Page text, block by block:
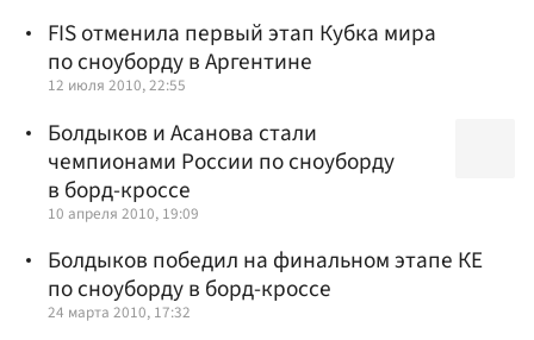
FIS отменила первый этап Кубка мира
по сноуборду в Аргентине
12 июля 2010, 22:55
Болдыков и Асанова стали
чемпионами России по сноуборду
в борд-кроссе
10 апреля 2010, 19:09
Болдыков победил на финальном этапе КЕ
по сноуборду в борд-кроссе
24 марта 2010, 17:32